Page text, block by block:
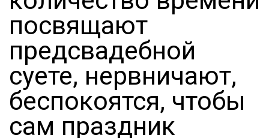
посвящают
предсвадебной
суете, нервничают,
беспокоятся, чтобы
сам праздник